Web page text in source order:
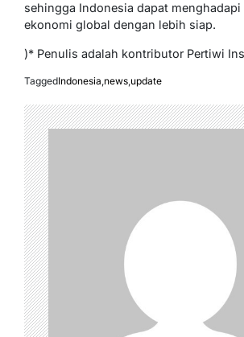
sehingga Indonesia dapat menghadapi
ekonomi global dengan lebih siap.
)* Penulis adalah kontributor Pertiwi
TaggedIndonesia,news,update